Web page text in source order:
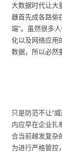
大数据时代让大
器首先成各路偷
端”。虽然很多
化以及网络应用
数据，所以必然
只是防范不让“
内应早在企业扎
合当前越发复杂
为进行严格管控